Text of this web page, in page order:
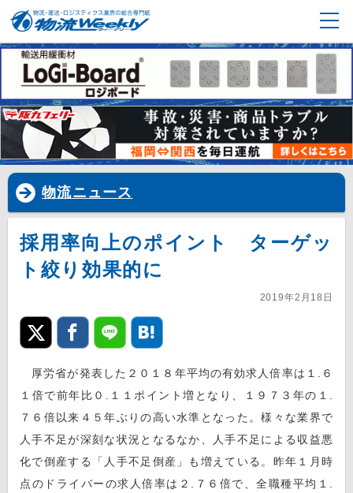
物流ニュース
採用率向上のポイント ターゲッ
ト絞り効果的に
2019年2月18日
厚労省が発表した２０１８年平均の有効求人倍率は１.６
１倍で前年比０.１１ポイント増となり、１９７３年の１.
７６倍以来４５年ぶりの高い水準となった。様々な業界で
人手不足が深刻な状況となるなか、人手不足による収益悪
化で倒産する「人手不足倒産」も増えている。昨年１月時
点のドライバーの求人倍率は２.７６倍で、全職種平均１.